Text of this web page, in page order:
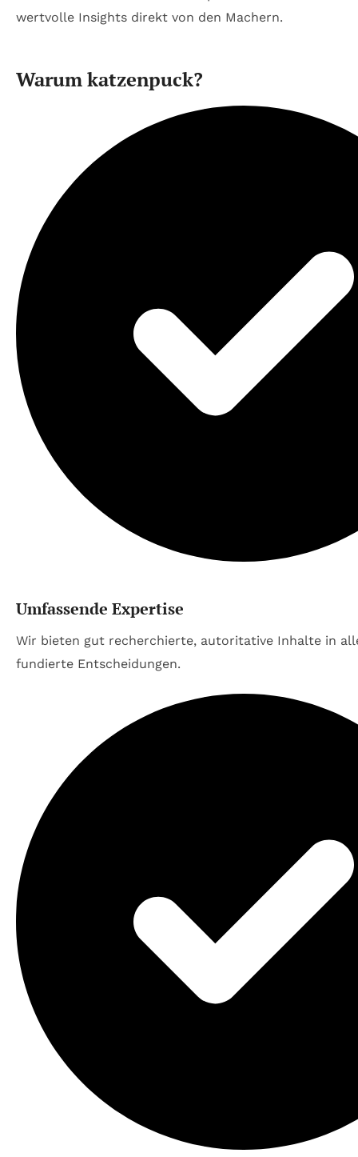
wertvolle Insights direkt von den Machern.
Warum katzenpuck?
Umfassende Expertise
Wir bieten gut recherchierte, autoritative Inhalte in
fundierte Entscheidungen.